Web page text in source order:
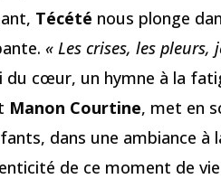
Técété nous plonge
« Les crises, les pleurs,
du cœur, un hymne à la
Manon Courtine, met en
dans une ambiance
de ce moment de